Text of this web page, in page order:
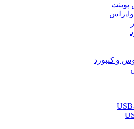
پوینت
و کیبورد